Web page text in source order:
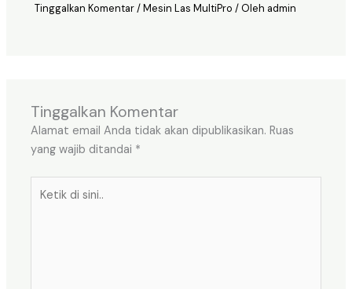
Tinggalkan Komentar/Mesin Las MultiPro / Oleh admin
Tinggalkan Komentar
Alamat email Anda tidak akan dipublikasikan. Ruas
yang wajib ditandai *